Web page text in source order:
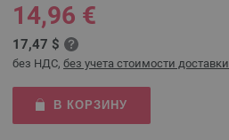
14,96 €
17,47 $
без НДС, без учета стоимости доставки
В КОРЗИНУ